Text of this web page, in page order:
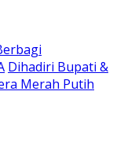
Dihadiri Bupati &
Merah Putih